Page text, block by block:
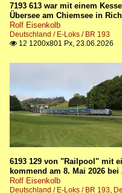
7193 613 war mit einem
Übersee am Chiemsee in
Rolf Eisenkolb
Deutschland / E-Loks / BR 193
 12 1200x801 Px, 23.06.2026
6193 129 von "Railpool" mit
kommend am 8. Mai 2026
Rolf Eisenkolb
Deutschland / E-Loks / BR 193,